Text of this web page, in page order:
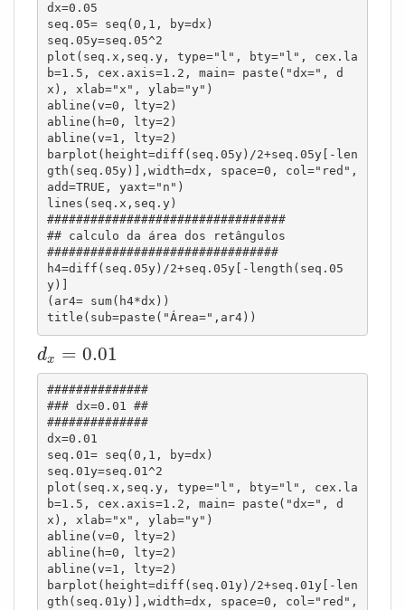
dx=0.05
seq.05= seq(0,1, by=dx)
seq.05y=seq.05^2
plot(seq.x,seq.y, type="l", bty="l", cex.la
b=1.5, cex.axis=1.2, main= paste("dx=", d
x), xlab="x", ylab="y")
abline(v=0, lty=2)
abline(h=0, lty=2)
abline(v=1, lty=2)
barplot(height=diff(seq.05y)/2+seq.05y[-len
gth(seq.05y)],width=dx, space=0, col="red",
add=TRUE, yaxt="n")
lines(seq.x,seq.y)
#################################
## calculo da área dos retângulos
################################
h4=diff(seq.05y)/2+seq.05y[-length(seq.05
y)]
(ar4= sum(h4*dx))
title(sub=paste("Área=",ar4))
dx = 0.01
d =0.01
##############
### dx=0.01 ##
##############
dx=0.01
seq.01= seq(0,1, by=dx)
seq.01y=seq.01^2
plot(seq.x,seq.y, type="l", bty="l", cex.la
b=1.5, cex.axis=1.2, main= paste("dx=", d
x), xlab="x", ylab="y")
abline(v=0, lty=2)
abline(h=0, lty=2)
abline(v=1, lty=2)
barplot(height=diff(seq.01y)/2+seq.01y[-len
gth(seq.01y)],width=dx, space=0, col="red",